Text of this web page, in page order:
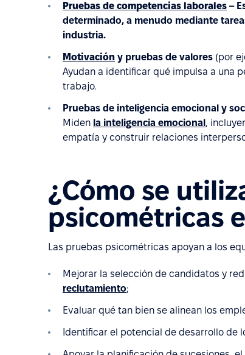
Pruebas de competencias laborales –
determinado, a menudo mediante
industria.
Motivación y pruebas de valores (por
Ayudan a identificar qué impulsa a una
trabajo.
Pruebas de inteligencia emocional y
Miden la inteligencia emocional,
empatía y construir relaciones
¿Cómo se
psicométricas
Las pruebas psicométricas apoyan a los
Mejorar la selección de candidatos y
reclutamiento;
Evaluar qué tan bien se alinean los
Identificar el potencial de desarrollo de